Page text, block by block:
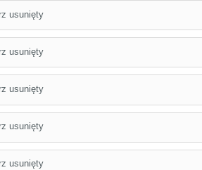
usunięty
usunięty
usunięty
usunięty
usunięty